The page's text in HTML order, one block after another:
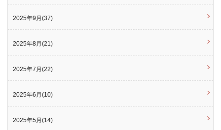
2025年9月(37)
2025年8月(21)
2025年7月(22)
2025年6月(10)
2025年5月(14)